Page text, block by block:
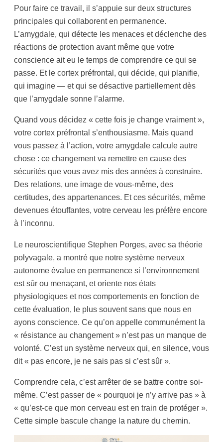
Pour faire ce travail, il s’appuie sur deux structures
principales qui collaborent en permanence.
L’amygdale, qui détecte les menaces et déclenche des
réactions de protection avant même que votre
conscience ait eu le temps de comprendre ce qui se
passe. Et le cortex préfrontal, qui décide, qui planifie,
qui imagine — et qui se désactive partiellement dès
que l’amygdale sonne l’alarme.
Quand vous décidez « cette fois je change vraiment »,
votre cortex préfrontal s’enthousiasme. Mais quand
vous passez à l’action, votre amygdale calcule autre
chose : ce changement va remettre en cause des
sécurités que vous avez mis des années à construire.
Des relations, une image de vous-même, des
certitudes, des appartenances. Et ces sécurités, même
devenues étouffantes, votre cerveau les préfère encore
à l’inconnu.
Le neuroscientifique Stephen Porges, avec sa théorie
polyvagale, a montré que notre système nerveux
autonome évalue en permanence si l’environnement
est sûr ou menaçant, et oriente nos états
physiologiques et nos comportements en fonction de
cette évaluation, le plus souvent sans que nous en
ayons conscience. Ce qu’on appelle communément la
« résistance au changement » n’est pas un manque de
volonté. C’est un système nerveux qui, en silence, vous
dit « pas encore, je ne sais pas si c’est sûr ».
Comprendre cela, c’est arrêter de se battre contre soi-
même. C’est passer de « pourquoi je n’y arrive pas » à
« qu’est-ce que mon cerveau est en train de protéger ».
Cette simple bascule change la nature du chemin.